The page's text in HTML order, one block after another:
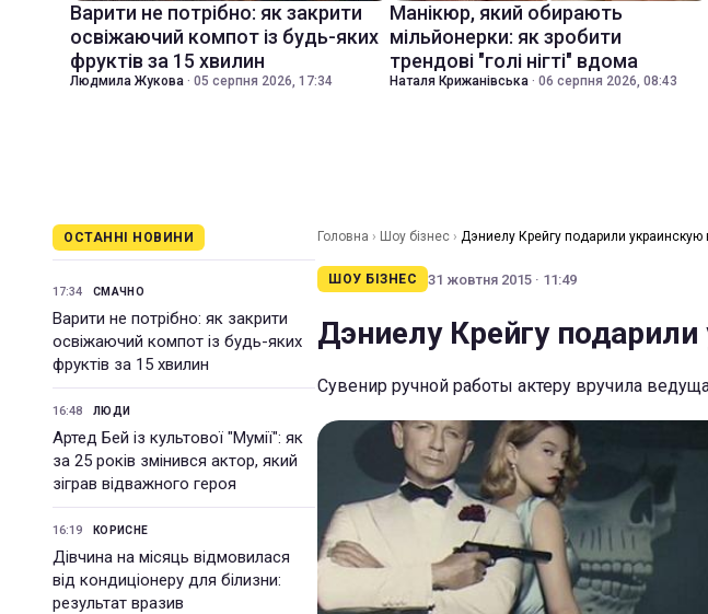
Варити не потрібно: як закрити
освіжаючий компот із будь-яких
фруктів за 15 хвилин
Людмила Жукова · 05 серпня 2026, 17:34
Манікюр, який обирають
мільйонерки: як зробити
трендові "голі нігті" вдома
Наталя Крижанівська · 06 серпня 2026, 08:43
ОСТАННІ НОВИНИ
17:34 СМАЧНО
Варити не потрібно: як закрити
освіжаючий компот із будь-яких
фруктів за 15 хвилин
16:48 ЛЮДИ
Артед Бей із культової "Мумії": як
за 25 років змінився актор, який
зіграв відважного героя
16:19 КОРИСНЕ
Дівчина на місяць відмовилася
від кондиціонеру для білизни:
результат вразив
Головна › Шоу бізнес › Дэниелу Крейгу подарили
ШОУ БІЗНЕС 31 жовтня 2015 · 11:49
Дэниелу Крейгу
Сувенир ручной работы актеру вручила